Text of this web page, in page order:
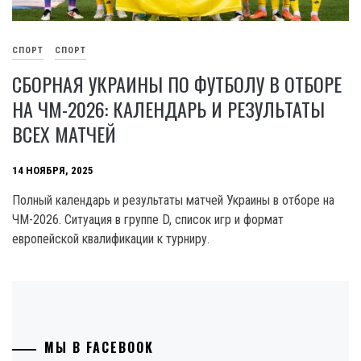
СПОРТ СПОРТ
СБОРНАЯ УКРАИНЫ ПО ФУТБОЛУ В ОТБОРЕ
НА ЧМ-2026: КАЛЕНДАРЬ И РЕЗУЛЬТАТЫ
ВСЕХ МАТЧЕЙ
14 НОЯБРЯ, 2025
Полный календарь и результаты матчей Украины в отборе на
ЧМ-2026. Ситуация в группе D, список игр и формат
европейской квалификации к турниру.
МЫ В FACEBOOK